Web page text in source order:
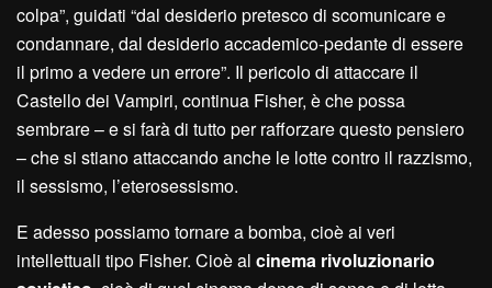
colpa”, guidati “dal desiderio pretesco di scomunicare e
condannare, dal desiderio accademico-pedante di essere
il primo a vedere un errore”. Il pericolo di attaccare il
Castello dei Vampiri, continua Fisher, è che possa
sembrare – e si farà di tutto per rafforzare questo pensiero
– che si stiano attaccando anche le lotte contro il razzismo,
il sessismo, l’eterosessismo.
E adesso possiamo tornare a bomba, cioè ai veri
intellettuali tipo Fisher. Cioè al cinema rivoluzionario